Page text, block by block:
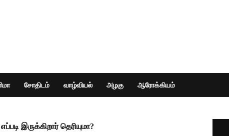
சோதிடம் வாழ்வியல் அழகு ஆரோக்கியம்
இருக்கிறார் தெரியுமா?